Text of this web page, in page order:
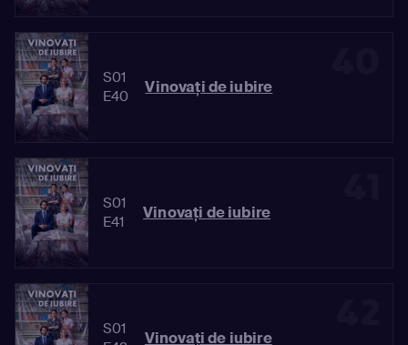
S01
E40
Vinovaţi de iubire
S01
E41
Vinovaţi de iubire
S01
Vinovaţi de iubire